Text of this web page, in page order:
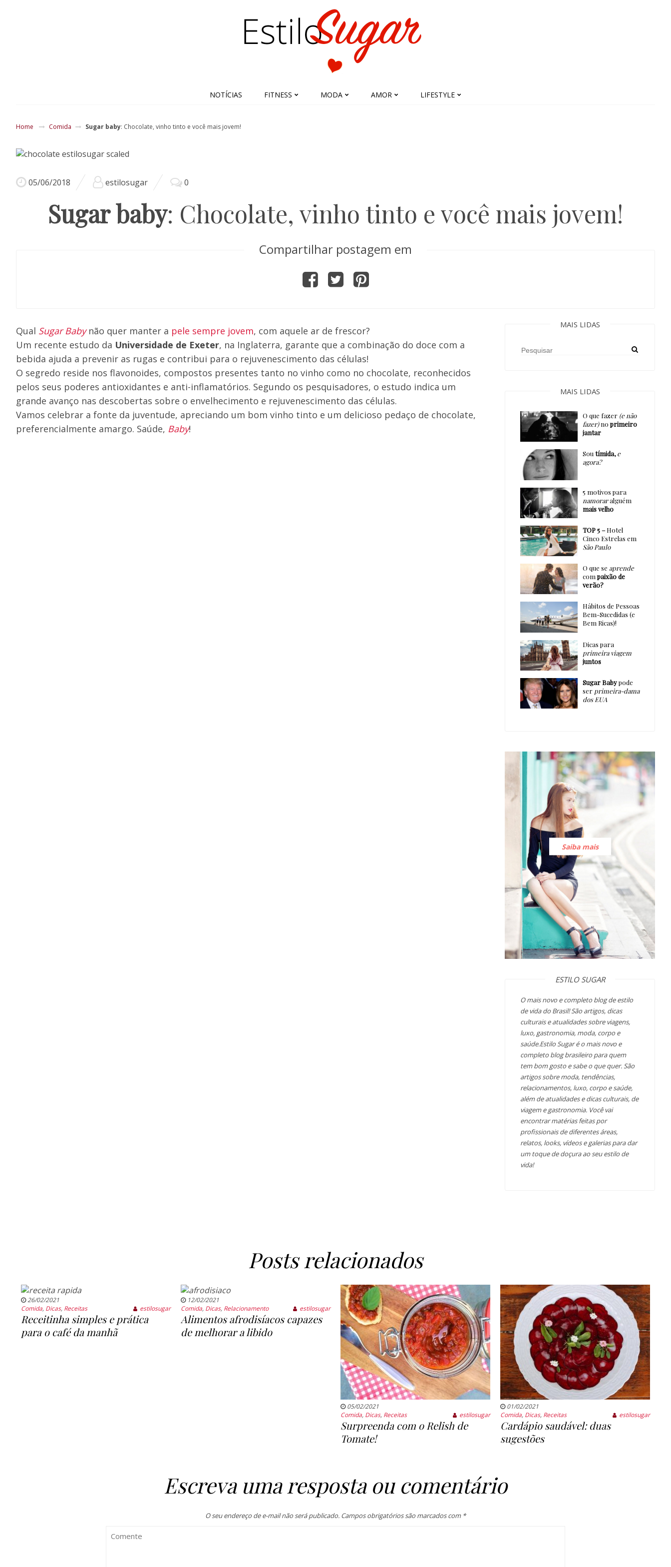
NOTÍCIAS FITNESS MODA AMOR LIFESTYLE
Home Comida Sugar baby: Chocolate, vinho tinto e você mais jovem!
05/06/2018 estilosugar 0
Sugar baby: Chocolate, vinho tinto e você mais jovem!
Compartilhar postagem em
Qual SugarBabynão quer manter a pele sempre jovem, com aquele ar de frescor?
Um recente estudo da Universidade de Exeter, na Inglaterra, garante que a combinação do doce com a
bebida ajuda a prevenir as rugas e contribui para o rejuvenescimento das células!
O segredo reside nos flavonoides, compostos presentes tanto no vinho como no chocolate, reconhecidos
pelos seus poderes antioxidantes e anti-inflamatórios. Segundo os pesquisadores, o estudo indica um
grande avanço nas descobertas sobre o envelhecimento e rejuvenescimento das células.
Vamos celebrar a fonte da juventude, apreciando um bom vinho tinto e um delicioso pedaço de chocolate,
preferencialmente amargo. Saúde, Baby!
MAIS LIDAS
MAIS LIDAS
O que fazer (e não
fazer)noprimeiro
jantar
Sou tímida, e
agora?
5 motivos para
namoraralguém
mais velho
TOP 5 –Hotel
Cinco Estrelas em
São Paulo
O que se aprende
compaixão de
verão?
Hábitos de Pessoas
Bem-Sucedidas (e
Bem Ricas)!
Dicas para
primeira viagem
juntos
Sugar Babypode
ser primeira-dama
dos EUA
Saiba mais
ESTILO SUGAR
O mais novo e completo blog de estilo
de vida do Brasil! São artigos, dicas
culturais e atualidades sobre viagens,
luxo, gastronomia, moda, corpo e
saúde.Estilo Sugar é o mais novo e
completo blog brasileiro para quem
tem bom gosto e sabe o que quer. São
artigos sobre moda, tendências,
relacionamentos, luxo, corpo e saúde,
além de atualidades e dicas culturais, de
viagem e gastronomia. Você vai
encontrar matérias feitas por
profissionais de diferentes áreas,
relatos, looks, vídeos e galerias para dar
um toque de doçura ao seu estilo de
vida!
Posts relacionados
26/02/2021
Comida, Dicas, Receitas estilosugar
Receitinha simples e prática
para o café da manhã
12/02/2021
Comida, Dicas, Relacionamento estilosugar
Alimentos afrodisíacos capazes
de melhorar a libido
05/02/2021
Comida, Dicas, Receitas estilosugar
Surpreenda com o Relish de
Tomate!
01/02/2021
Comida, Dicas, Receitas estilosugar
Cardápio saudável: duas
sugestões
Escreva uma resposta ou comentário
O seu endereço de e-mail não será publicado. Campos obrigatórios são marcados com *